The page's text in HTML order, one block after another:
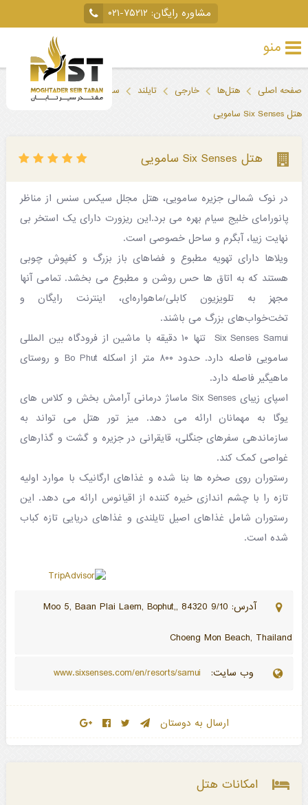
مشاوره رایگان: ۰۲۱-۷۵۲۱۲
منو
داخلی
لحظه
آخری
جاذبه‌های
گردشگری
صفحه اصلی هتل‌ها خارجی تایلند
ساموئی
هتل Six Senses سامویی
هتل Six Senses سامویی
در نوک شمالی جزیره سامویی، هتل مجلل سیکس سنس از مناظر
پانورامای خلیج سیام بهره می برد.این ریزورت دارای یک استخر بی
نهایت زیبا، آبگرم و ساحل خصوصی است.
ویلاها دارای تهویه مطبوع و فضاهای باز بزرگ و کفپوش چوبی
هستند که به اتاق ها حس روشن و مطبوع می بخشد. تمامی آنها
مجهز به تلویزیون کابلی/ماهواره‌ای، اینترنت رایگان و
تخت‌خواب‌های بزرگ می باشند.
Six Senses Samui تنها ۱۰ دقیقه با ماشین از فرودگاه بین المللی
سامویی فاصله دارد. حدود ۸۰۰ متر از اسکله Bo Phut و روستای
ماهیگیر فاصله دارد.
اسپای زیبای Six Senses ماساژ درمانی آرامش بخش و کلاس های
یوگا به مهمانان ارائه می دهد. میز تور هتل می تواند به
سازماندهی سفرهای جنگلی، قایقرانی در جزیره و گشت و گذارهای
غواصی کمک کند.
رستوران روی صخره ها بنا شده و غذاهای ارگانیک با موارد اولیه
تازه را با چشم اندازی خیره کننده از اقیانوس ارائه می دهد. این
رستوران شامل غذاهای اصیل تایلندی و غذاهای دریایی تازه کباب
شده است.
آدرس: 9/10 Moo 5, Baan Plai Laem, Bophut,, 84320
Choeng Mon Beach, Thailand
وب سایت:
ارسال به دوستان
امکانات هتل